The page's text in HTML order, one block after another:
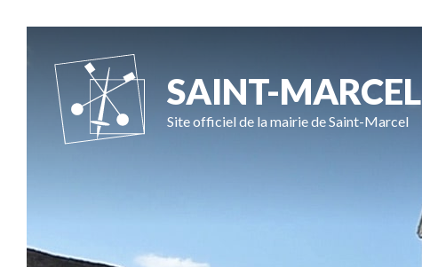
SAINT-MARCEL
Site officiel de la mairie de Saint-Marcel